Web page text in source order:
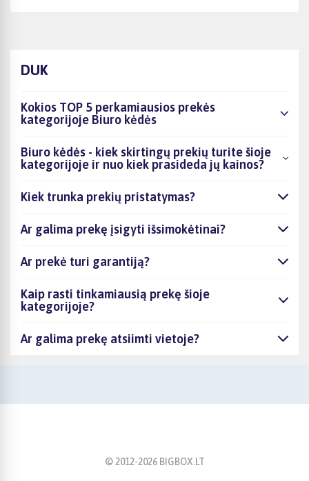
DUK
Kokios TOP 5 perkamiausios prekės
kategorijoje Biuro kėdės
Biuro kėdės - kiek skirtingų prekių turite šioje
kategorijoje ir nuo kiek prasideda jų kainos?
Kiek trunka prekių pristatymas?
Ar galima prekę įsigyti išsimokėtinai?
Ar prekė turi garantiją?
Kaip rasti tinkamiausią prekę šioje
kategorijoje?
Ar galima prekę atsiimti vietoje?
© 2012-2026BIGBOX.LT